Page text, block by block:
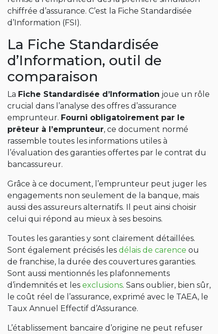
chiffrée d’assurance. C’est la Fiche Standardisée
d’Information (FSI).
La Fiche Standardisée
d’Information, outil de
comparaison
La Fiche Standardisée d’Information joue un rôle
crucial dans l’analyse des offres d’assurance
emprunteur. Fourni obligatoirement par le
prêteur à l’emprunteur, ce document normé
rassemble toutes les informations utiles à
l’évaluation des garanties offertes par le contrat du
bancassureur.
Grâce à ce document, l’emprunteur peut juger les
engagements non seulement de la banque, mais
aussi des assureurs alternatifs. Il peut ainsi choisir
celui qui répond au mieux à ses besoins.
Toutes les garanties y sont clairement détaillées.
Sont également précisés les délais de carence ou
de franchise, la durée des couvertures garanties.
Sont aussi mentionnés les plafonnements
d’indemnités et les exclusions. Sans oublier, bien sûr,
le coût réel de l’assurance, exprimé avec le TAEA, le
Taux Annuel Effectif d’Assurance.
L’établissement bancaire d’origine ne peut refuser